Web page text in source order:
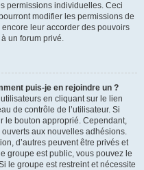
permissions individuelles. Ceci
modifier les permissions de
leur accorder des pouvoirs
un forum privé.
puis-je en rejoindre un ?
en cliquant sur le lien
de contrôle de l’utilisateur. Si
le bouton approprié. Cependant,
aux nouvelles adhésions.
d’autres peuvent être privés et
groupe est public, vous pouvez le
le groupe est restreint et nécessite